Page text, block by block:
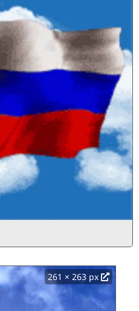
261 × 263 px